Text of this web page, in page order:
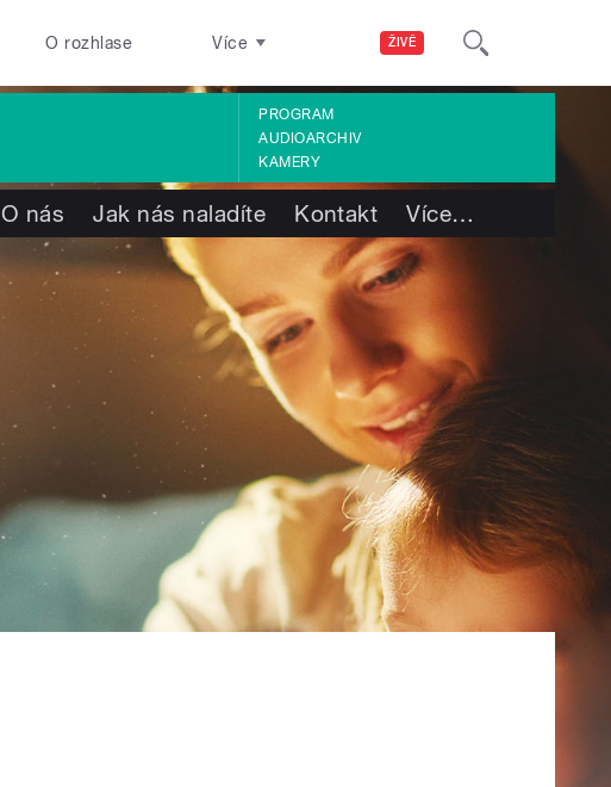
ŽIVĚ
O rozhlase Více
PROGRAM
AUDIOARCHIV
KAMERY
O nás Jak nás naladíte Kontakt Více…